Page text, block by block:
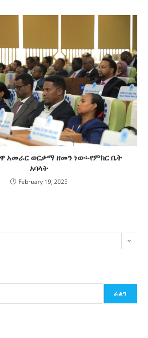
አመራር ወርቃማ ዘመን ነው፡-የምክር ቤት
አባላት
February 19, 2025
ፈልግ